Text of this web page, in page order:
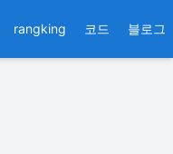
rangking 코드 블로그